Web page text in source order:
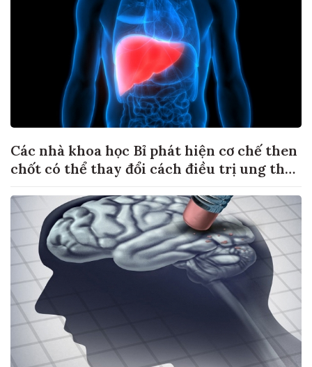
Các nhà khoa học Bỉ phát hiện cơ chế then
chốt có thể thay đổi cách điều trị ung thư